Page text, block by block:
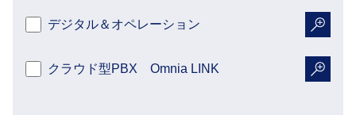
デジタル＆オペレーション
詳細
クラウド型PBX Omnia LINK
詳細